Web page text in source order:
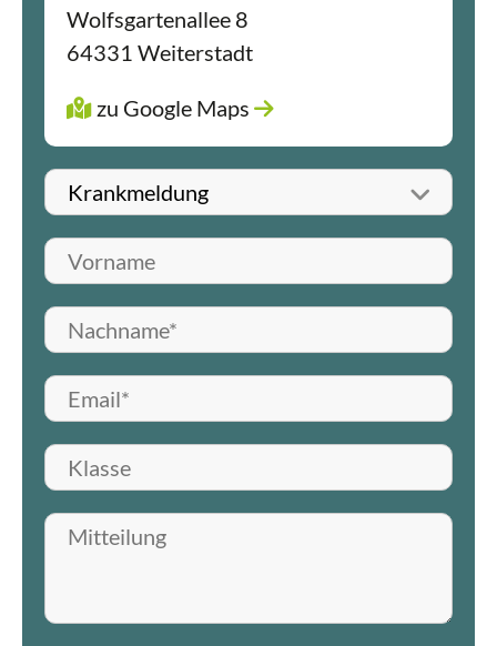
Wolfsgartenallee 8
64331 Weiterstadt
zu Google Maps
Betreff wählen
Vorname
Nachname*
E-Mail*
Klasse
Mitteilung hinterlassen